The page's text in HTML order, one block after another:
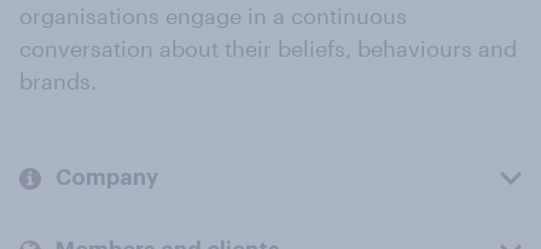
organisations engage in a continuous
conversation about their beliefs, behaviours and
brands.
Company